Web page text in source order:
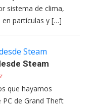
sistema de clima,
partículas y […]
Steam
que hayamos
de Grand Theft